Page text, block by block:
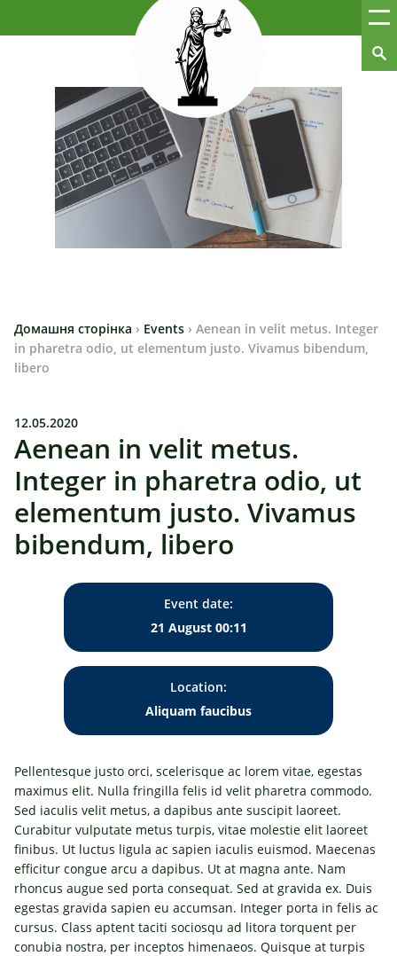
Домашня сторінка › Events › Aenean in velit metus. Integer
in pharetra odio, ut elementum justo. Vivamus bibendum,
libero
12.05.2020
Aenean in velit metus.
Integer in pharetra odio, ut
elementum justo. Vivamus
bibendum, libero
Event date:
21 August 00:11
Location:
Aliquam faucibus
Pellentesque justo orci, scelerisque ac lorem vitae, egestas
maximus elit. Nulla fringilla felis id velit pharetra commodo.
Sed iaculis velit metus, a dapibus ante suscipit laoreet.
Curabitur vulputate metus turpis, vitae molestie elit laoreet
finibus. Ut luctus ligula ac sapien iaculis euismod. Maecenas
efficitur congue arcu a dapibus. Ut at magna ante. Nam
rhoncus augue sed porta consequat. Sed at gravida ex. Duis
egestas gravida sapien eu accumsan. Integer porta in felis ac
cursus. Class aptent taciti sociosqu ad litora torquent per
conubia nostra, per inceptos himenaeos. Quisque at turpis